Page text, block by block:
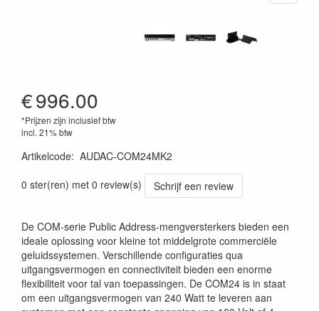
€996.00
*Prijzen zijn inclusief btw
incl. 21% btw
Artikelcode: AUDAC-COM24MK2
0 ster(ren) met 0 review(s)
Schrijf een review
De COM-serie Public Address-mengversterkers bieden een
ideale oplossing voor kleine tot middelgrote commerciële
geluidssystemen. Verschillende configuraties qua
uitgangsvermogen en connectiviteit bieden een enorme
flexibiliteit voor tal van toepassingen. De COM24 is in staat
om een uitgangsvermogen van 240 Watt te leveren aan